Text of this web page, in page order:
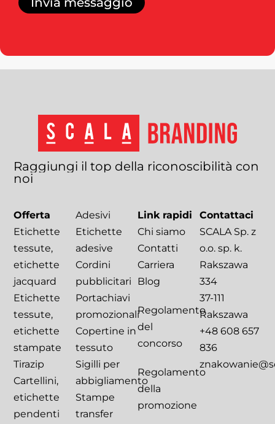
Offerta
Etichette
tessute,
etichette
jacquard
Etichette
tessute,
etichette
stampate
Tirazip
Cartellini,
etichette
pendenti
Adesivi
Etichette
adesive
Cordini
pubblicitari
Portachiavi
promozionali
Copertine in
tessuto
Sigilli per
abbigliamento
Stampe
transfer
Link rapidi
Chi siamo
Contatti
Carriera
Blog
Regolamento
del
concorso
Regolamento
della
promozione
Contattaci
SCALA Sp. z
o.o. sp. k.
Rakszawa
334
37-111
Rakszawa
+48 608 657
836
Raggiungi il top della riconoscibilità con
noi